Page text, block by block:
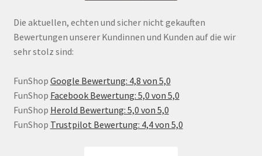
Die aktuellen, echten und sicher nicht gekauften
Bewertungen unserer Kundinnen und Kunden auf die wir
sehr stolz sind:
FunShop Google Bewertung: 4,8 von 5,0
FunShop Facebook Bewertung: 5,0 von 5,0
FunShop Herold Bewertung: 5,0 von 5,0
FunShop Trustpilot Bewertung: 4,4 von 5,0